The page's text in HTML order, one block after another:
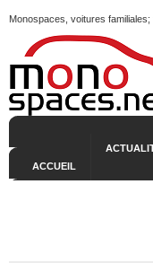
Monospaces, voitures
ACCUEIL